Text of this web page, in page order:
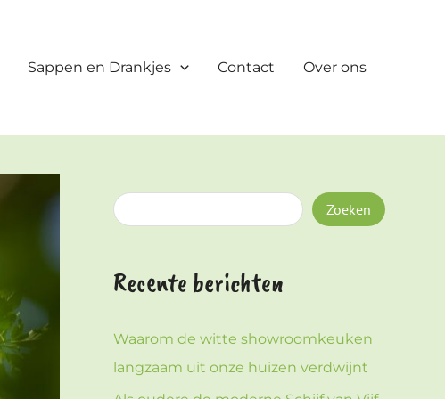
Sappen en Drankjes Contact Over ons
e
Zoeken
Recente berichten
Waarom de witte showroomkeuken
langzaam uit onze huizen verdwijnt